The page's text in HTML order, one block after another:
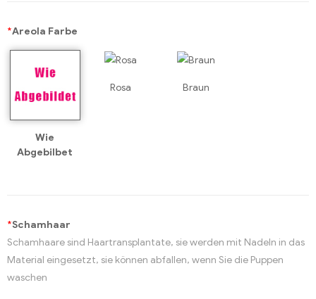
*Areola Farbe
Wie
Abgebilbet
Rosa Braun
*Schamhaar
Schamhaare sind Haartransplantate, sie werden mit Nadeln in das
Material eingesetzt, sie können abfallen, wenn Sie die Puppen
waschen